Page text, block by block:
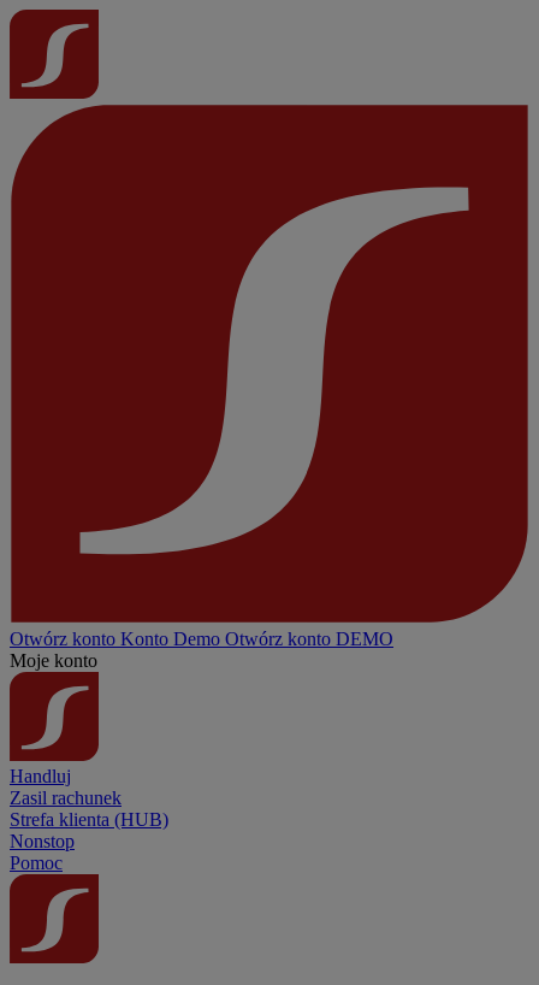
Otwórz konto Konto Demo Otwórz konto DEMO
Moje konto
Handluj
Zasil rachunek
Strefa klienta (HUB)
Nonstop
Pomoc